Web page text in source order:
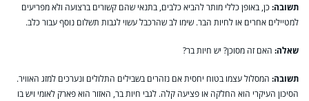
תשובה:כן, באופן כללי מותר להביא כלבים, בתנאי שהם קשורים ברצועה ולא מפריעים
למטיילים אחרים או לחיות הבר. שימו לב שהרכבל עשוי לגבות תשלום נוסף עבור כלב.
שאלה: האם זה מסוכן? יש חיות בר?
תשובה: המסלול עצמו בטוח יחסית אם נזהרים בשבילים התלולים ונערכים למזג האוויר.
הסיכון העיקרי הוא החלקה או פציעה קלה. לגבי חיות בר, האזור הוא פארק לאומי ויש בו